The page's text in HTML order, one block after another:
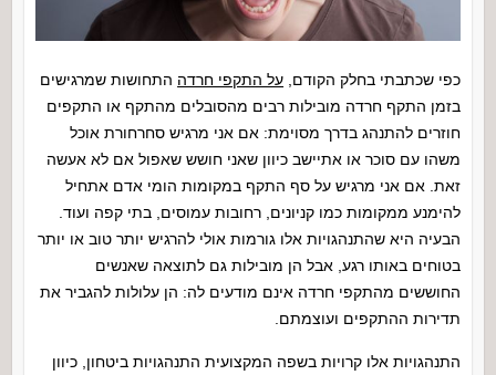
כפי שכתבתי בחלק הקודם, על התקפי חרדה התחושות שמרגישים
בזמן התקף חרדה מובילות רבים מהסובלים מהתקף או התקפים
חוזרים להתנהג בדרך מסוימת: אם אני מרגיש סחרחורת אוכל
משהו עם סוכר או אתיישב כיוון שאני חושש שאפול אם לא אעשה
זאת. אם אני מרגיש על סף התקף במקומות הומי אדם אתחיל
להימנע ממקומות כמו קניונים, רחובות עמוסים, בתי קפה ועוד.
הבעיה היא שהתנהגויות אלו גורמות אולי להרגיש יותר טוב או יותר
בטוחים באותו רגע, אבל הן מובילות גם לתוצאה שאנשים
החוששים מהתקפי חרדה אינם מודעים לה: הן עלולות להגביר את
תדירות ההתקפים ועוצמתם.
התנהגויות אלו קרויות בשפה המקצועית התנהגויות ביטחון, כיוון